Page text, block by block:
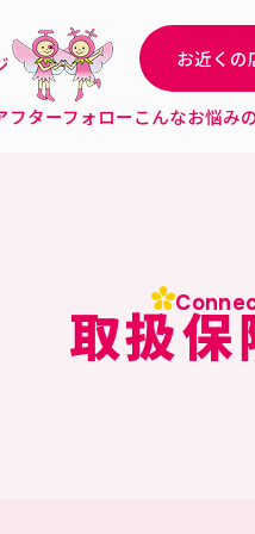
フターフォロー こんなお悩み
お近くの
取扱保